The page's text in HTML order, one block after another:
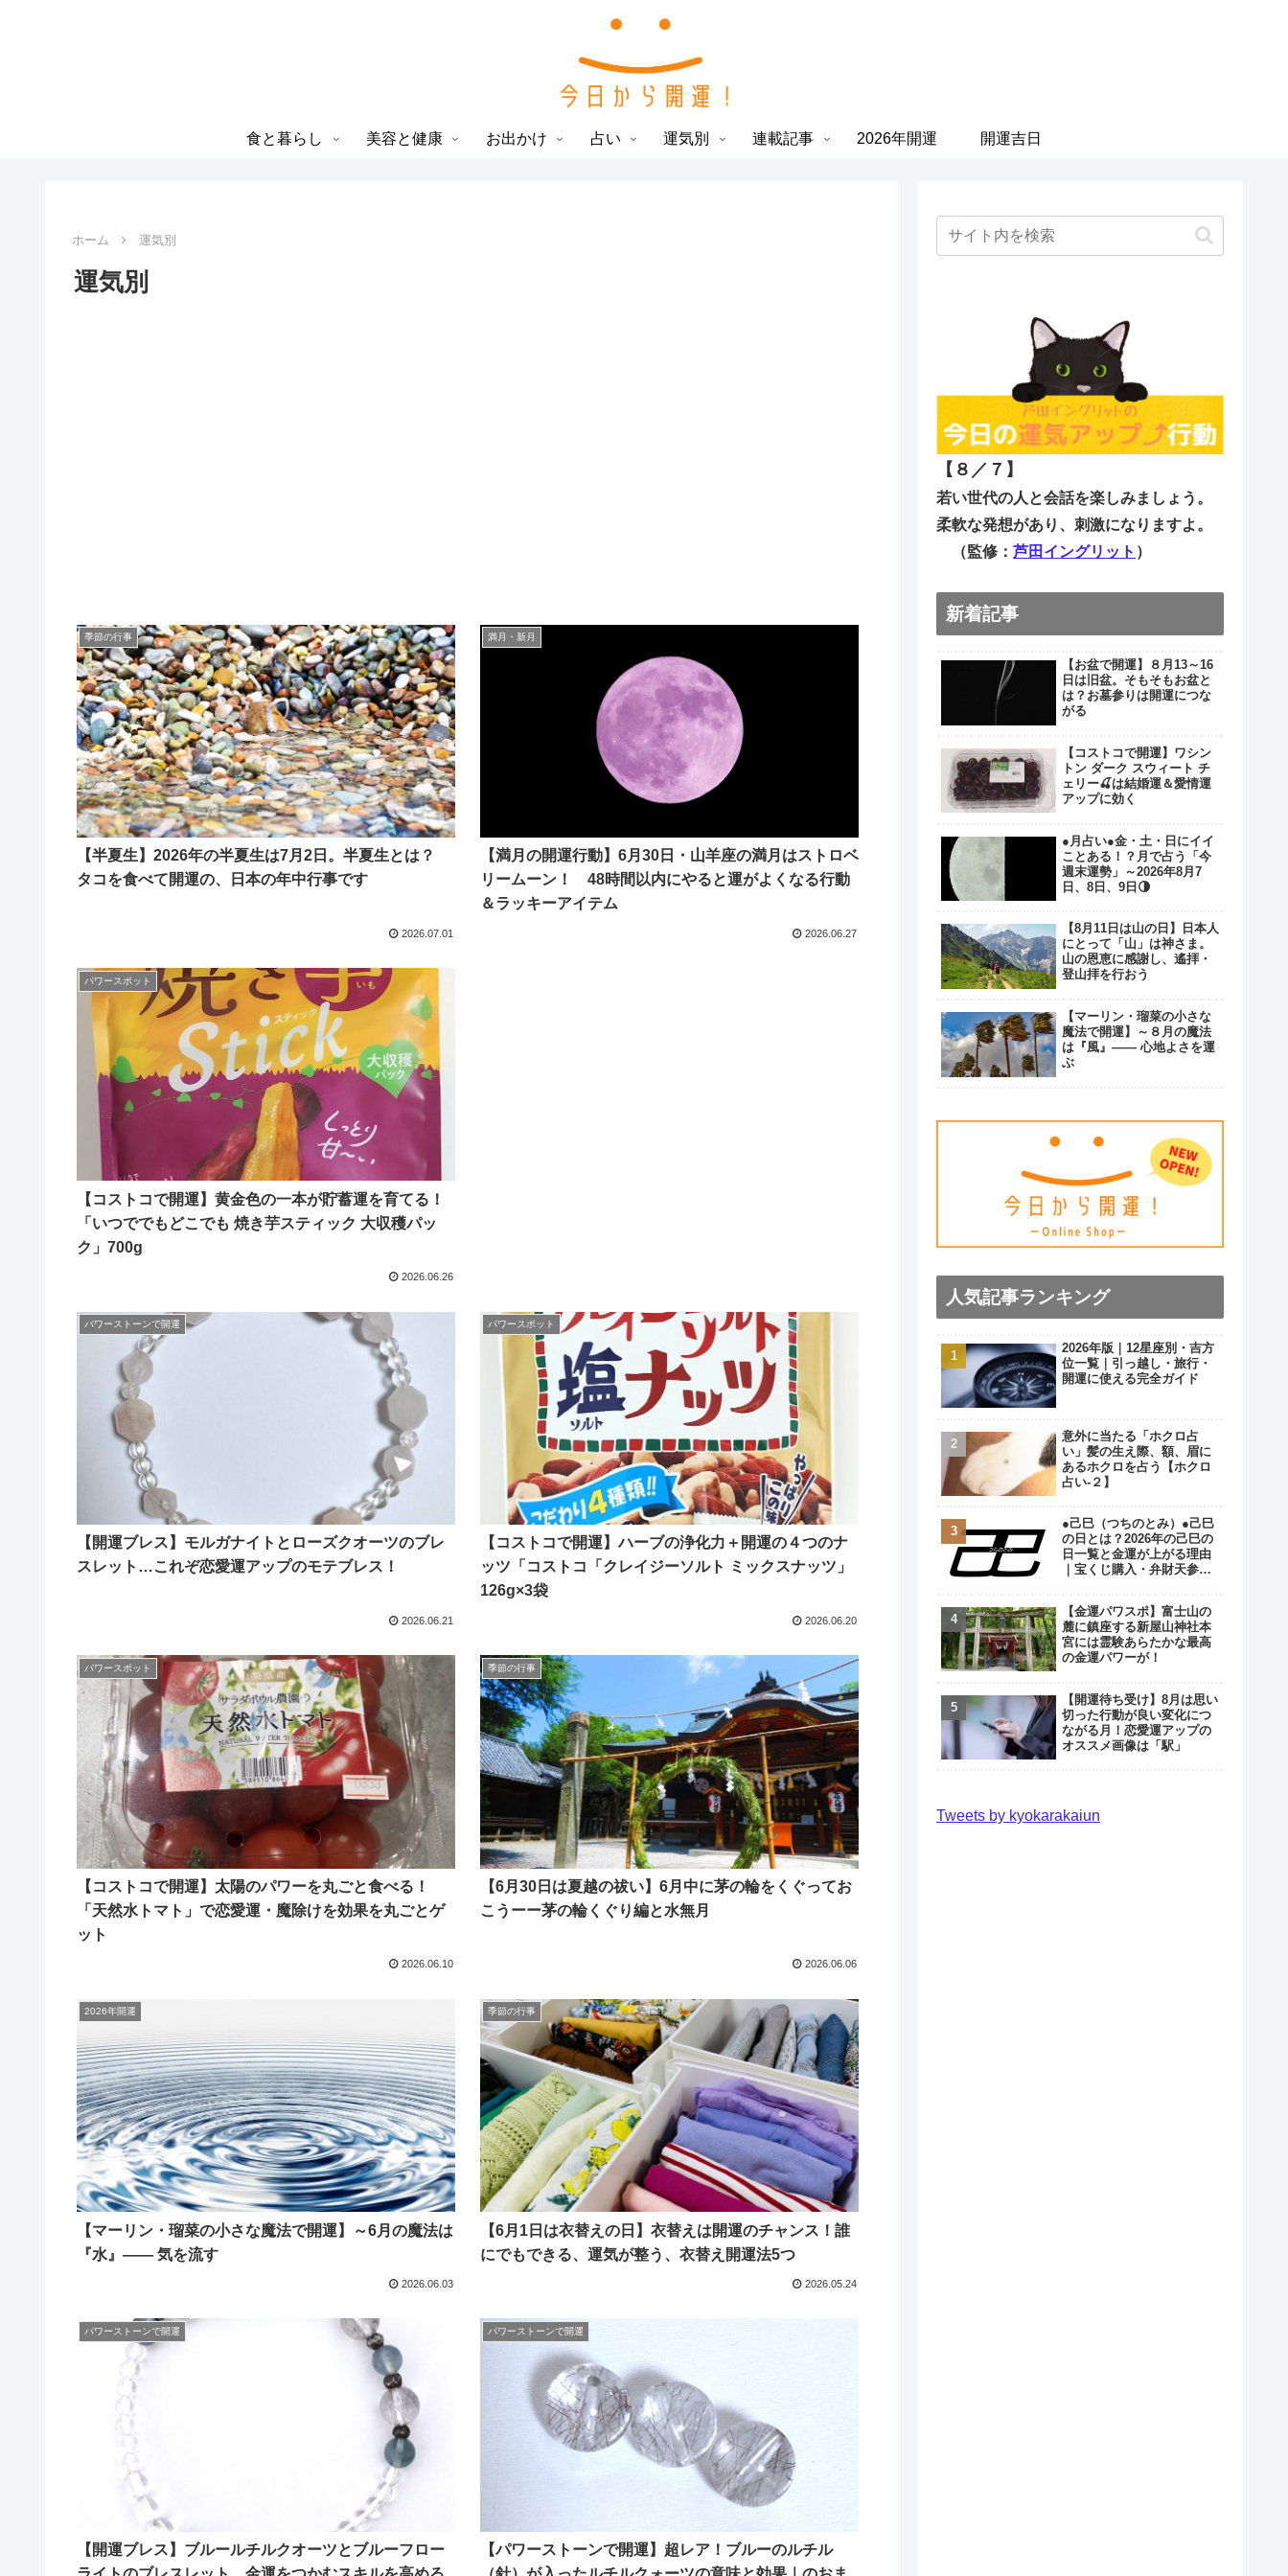
食と暮らし 美容と健康 お出かけ 占い 運気別 連載記事 2026年開運 開運吉日
ホーム 運気別
運気別
季節の行事
【半夏生】2026年の半夏生は7月2日。半夏生とは？
タコを食べて開運の、日本の年中行事です
2026.07.01
満月・新月
【満月の開運行動】6月30日・山羊座の満月はストロベ
リームーン！ 48時間以内にやると運がよくなる行動
＆ラッキーアイテム
2026.06.27
パワースポット
【コストコで開運】黄金色の一本が貯蓄運を育てる！
「いつででもどこでも 焼き芋スティック 大収穫パッ
ク」700g
2026.06.26
パワーストーンで開運
【開運ブレス】モルガナイトとローズクオーツのブレ
スレット…これぞ恋愛運アップのモテブレス！
2026.06.21
パワースポット
【コストコで開運】ハーブの浄化力＋開運の４つのナ
ッツ「コストコ「クレイジーソルト ミックスナッツ」
126g×3袋
2026.06.20
パワースポット
【コストコで開運】太陽のパワーを丸ごと食べる！
「天然水トマト」で恋愛運・魔除けを効果を丸ごとゲ
ット
2026.06.10
季節の行事
【6月30日は夏越の祓い】6月中に茅の輪をくぐってお
こうーー茅の輪くぐり編と水無月
2026.06.06
2026年開運
【マーリン・瑠菜の小さな魔法で開運】～6月の魔法は
『水』―― 気を流す
2026.06.03
季節の行事
【6月1日は衣替えの日】衣替えは開運のチャンス！誰
にでもできる、運気が整う、衣替え開運法5つ
2026.05.24
パワーストーンで開運
【開運ブレス】ブルールチルクオーツとブルーフロー
パワーストーンで開運
【パワーストーンで開運】超レア！ブルーのルチル
【８／７ 】
若い世代の人と会話を楽しみましょう。
柔軟な発想があり、刺激になりますよ。
（監修： 芦田イングリット ）
新着記事
【お盆で開運】８月13～16
日は旧盆。そもそもお盆と
は？お墓参りは開運につな
がる
【コストコで開運】ワシン
トン ダーク スウィート チ
ェリー🍒は結婚運＆愛情運
アップに効く
●月占い●金・土・日にイイ
ことある！？月で占う「今
週末運勢」～2026年8月7
日、8日、9日🌗
【8月11日は山の日】日本人
にとって「山」は神さま。
山の恩恵に感謝し、遙拝・
登山拝を行おう
【マーリン・瑠菜の小さな
魔法で開運】～８月の魔法
は『風』―― 心地よさを運
ぶ
人気記事ランキング
2026年版｜12星座別・吉方
位一覧｜引っ越し・旅行・
開運に使える完全ガイド
意外に当たる「ホクロ占
い」髪の生え際、額、眉に
あるホクロを占う【ホクロ
占い‐２】
●己巳（つちのとみ）●己巳
の日とは？2026年の己巳の
日一覧と金運が上がる理由
｜宝くじ購入・弁財天参拝
【金運パワスポ】富士山の
麓に鎮座する新屋山神社本
宮には霊験あらたかな最高
の金運パワーが！
【開運待ち受け】8月は思い
切った行動が良い変化につ
ながる月！恋愛運アップの
オススメ画像は「駅」
Tweets by kyokarakaiun